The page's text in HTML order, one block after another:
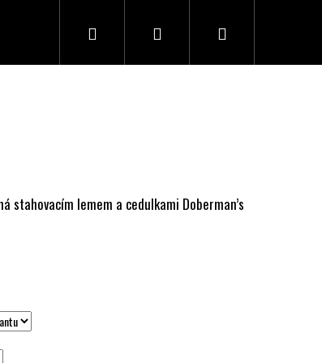
POUKAZ Hledat Přihlášení Nákupní
stahovacím lemem a cedulkami Doberman’s